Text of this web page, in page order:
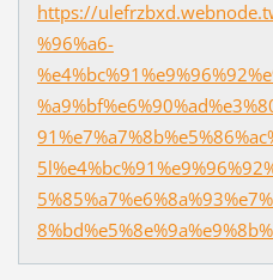
https://
%96%a6-